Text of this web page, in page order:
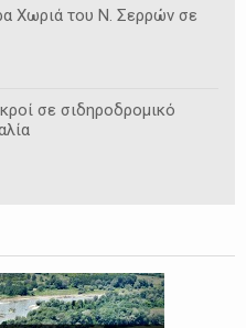
Χωριά του Ν. Σερρών σε
σε σιδηροδρομικό